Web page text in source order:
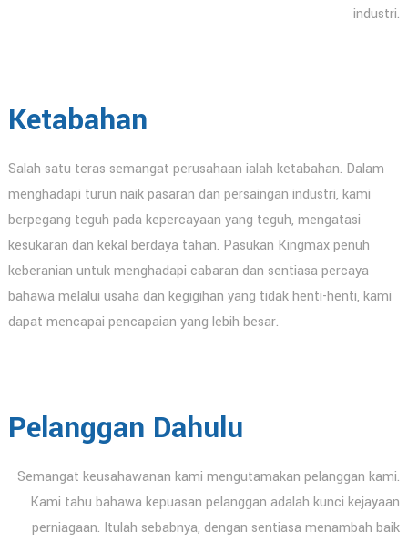
industri.
Ketabahan
Salah satu teras semangat perusahaan ialah ketabahan. Dalam
menghadapi turun naik pasaran dan persaingan industri, kami
berpegang teguh pada kepercayaan yang teguh, mengatasi
kesukaran dan kekal berdaya tahan. Pasukan Kingmax penuh
keberanian untuk menghadapi cabaran dan sentiasa percaya
bahawa melalui usaha dan kegigihan yang tidak henti-henti, kami
dapat mencapai pencapaian yang lebih besar.
Pelanggan Dahulu
Semangat keusahawanan kami mengutamakan pelanggan kami.
Kami tahu bahawa kepuasan pelanggan adalah kunci kejayaan
perniagaan. Itulah sebabnya, dengan sentiasa menambah baik